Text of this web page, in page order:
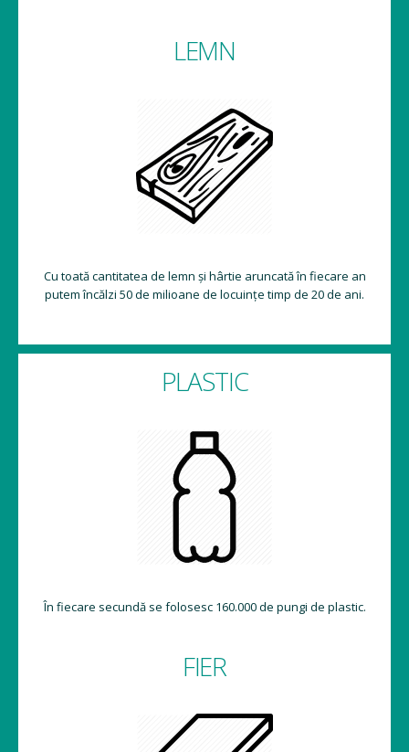
LEMN
Cu toată cantitatea de lemn și hârtie aruncată în fiecare an
putem încălzi 50 de milioane de locuințe timp de 20 de ani.
PLASTIC
În fiecare secundă se folosesc 160.000 de pungi de plastic.
FIER